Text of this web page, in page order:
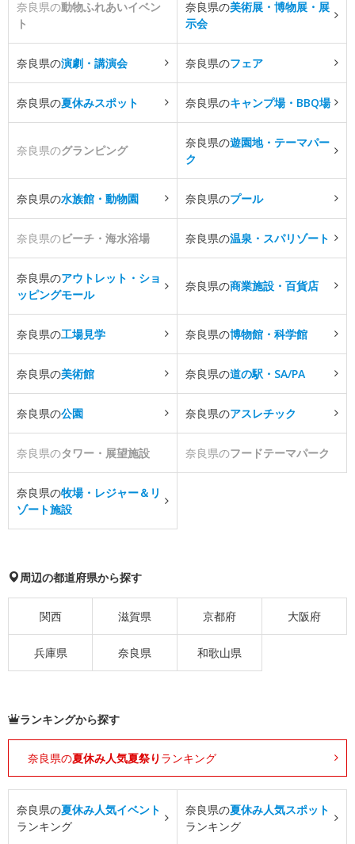
奈良県の動物ふれあいイベン
ト
奈良県の美術展・博物展・展
示会
奈良県の演劇・講演会 奈良県のフェア
奈良県の夏休みスポット 奈良県のキャンプ場・BBQ場
奈良県のグランピング
奈良県の遊園地・テーマパー
ク
奈良県の水族館・動物園 奈良県のプール
奈良県のビーチ・海水浴場 奈良県の温泉・スパリゾート
奈良県のアウトレット・ショ
ッピングモール
奈良県の商業施設・百貨店
奈良県の工場見学 奈良県の博物館・科学館
奈良県の美術館 奈良県の道の駅・SA/PA
奈良県の公園 奈良県のアスレチック
奈良県のタワー・展望施設 奈良県のフードテーマパーク
奈良県の牧場・レジャー＆リ
ゾート施設
周辺の都道府県から探す
関西 滋賀県 京都府 大阪府
兵庫県 奈良県 和歌山県
ランキングから探す
奈良県の夏休み人気夏祭り ランキング
奈良県の夏休み人気イベント
ランキング
奈良県の夏休み人気スポット
ランキング